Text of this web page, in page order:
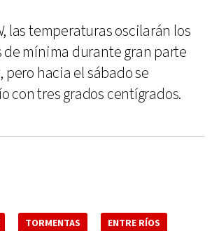
, las temperaturas oscilarán los
de mínima durante gran parte
pero hacia el sábado se
con tres grados centígrados.
TORMENTAS ENTRE RÍOS